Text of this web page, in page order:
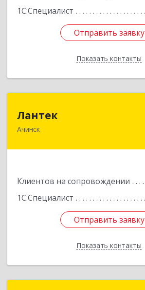
1С:Специалист
Отправить заявку
Показать контакты
Отправить заявку
Назад
Лантек
Ачинск
Клиентов на сопровождении
1С:Специалист
Отправить заявку
Показать контакты
Отправить заявку
Назад